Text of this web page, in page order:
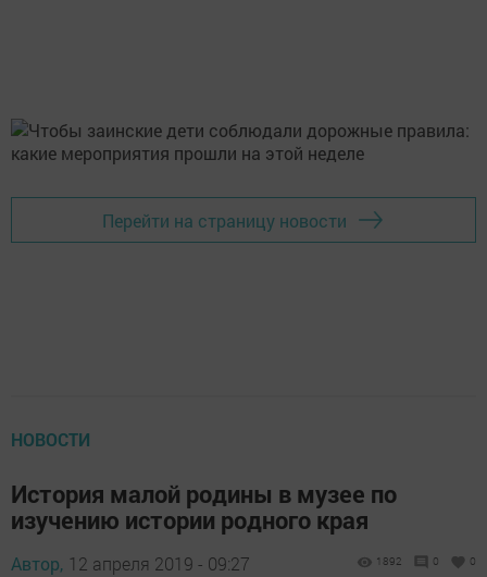
Перейти на страницу новости
НОВОСТИ
История малой родины в музее по
изучению истории родного края
Автор, 12 апреля 2019 - 09:27 1892 0 0